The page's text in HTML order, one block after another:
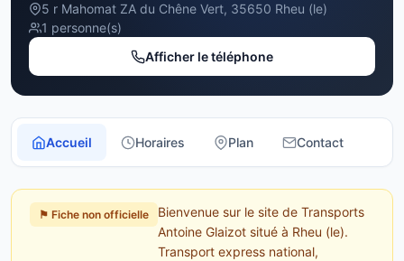
5 r Mahomat ZA du Chêne Vert, 35650 Rheu (le)
1 personne(s)
Afficher le téléphone
Accueil Horaires Plan Contact
⚑ Fiche non officielle
Bienvenue sur le site de Transports
Antoine Glaizot situé à Rheu (le).
Transport express national,